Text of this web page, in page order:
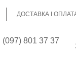
ДОСТАВКА І
(097) 801 37 37